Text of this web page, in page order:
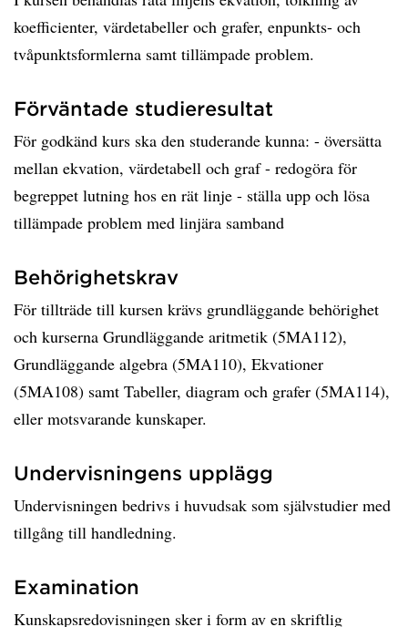
koefficienter, värdetabeller och grafer, enpunkts- och
tvåpunktsformlerna samt tillämpade problem.
Förväntade studieresultat
För godkänd kurs ska den studerande kunna: - översätta
mellan ekvation, värdetabell och graf - redogöra för
begreppet lutning hos en rät linje - ställa upp och lösa
tillämpade problem med linjära samband
Behörighetskrav
För tillträde till kursen krävs grundläggande behörighet
och kurserna Grundläggande aritmetik (5MA112),
Grundläggande algebra (5MA110), Ekvationer
(5MA108) samt Tabeller, diagram och grafer (5MA114),
eller motsvarande kunskaper.
Undervisningens upplägg
Undervisningen bedrivs i huvudsak som självstudier med
tillgång till handledning.
Examination
Kunskapsredovisningen sker i form av en skriftlig